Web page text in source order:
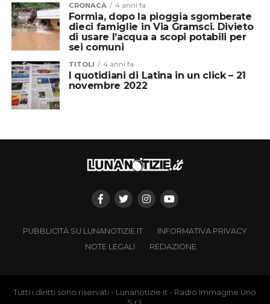
CRONACA 4 anni fa
Formia, dopo la pioggia sgomberate
dieci famiglie in Via Gramsci. Divieto
di usare l’acqua a scopi potabili per
sei comuni
TITOLI 4 anni fa
I quotidiani di Latina in un click – 21
novembre 2022
PUBBLICITÀ SU LUNANOTIZIE.IT
INFORMATIVA PRIVACY
NOTE LEGALI
REDAZIONE
Tutti i diritti sono riservati - Lunanotizie.it - Radio Immagine Uno